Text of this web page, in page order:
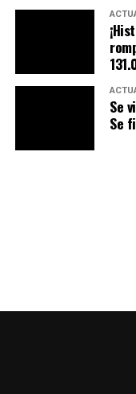
ejemplar obtendrá
Se
Se